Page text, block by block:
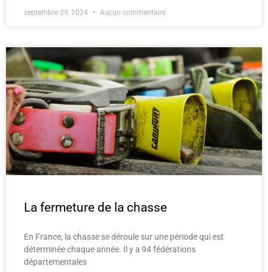
septembre 29, 2024 Aucun commentaire
La fermeture de la chasse
En France, la chasse se déroule sur une période qui est
déterminée chaque année. Il y a 94 fédérations
départementales